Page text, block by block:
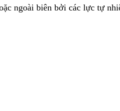
ngoài biên bởi các lực tự